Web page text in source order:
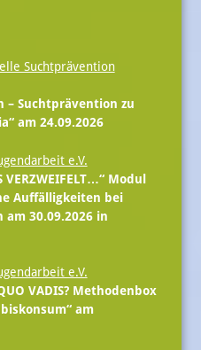
Suchtprävention
– Suchtprävention zu
am 24.09.2026
e.V.
Modul
Auffälligkeiten bei
30.09.2026 in
e.V.
VADIS? Methodenbox
am